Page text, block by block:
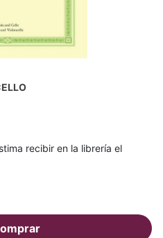
recibir en la librería el